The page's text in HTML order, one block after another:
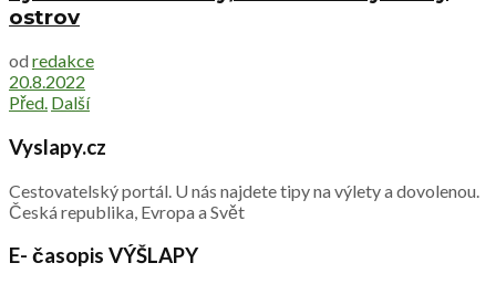
ostrov
od redakce
20.8.2022
Před. Další
Vyslapy.cz
Cestovatelský portál. U nás najdete tipy na výlety a dovolenou.
Česká republika, Evropa a Svět
E- časopis VÝŠLAPY